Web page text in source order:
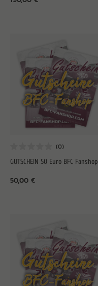
GUTSCHEIN 50 Euro BFC Fanshop
50,00 €